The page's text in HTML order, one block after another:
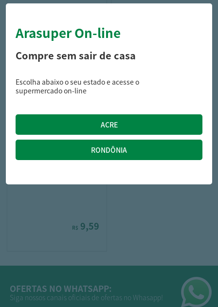
R$ 8,79
R$ 9,59
OFERTAS NO WHATSAPP:
Siga nossos canais oficiais de ofertas no Whasapp!
Arasuper On-line
Compre sem sair de casa
Escolha abaixo o seu estado e acesse o
supermercado on-line